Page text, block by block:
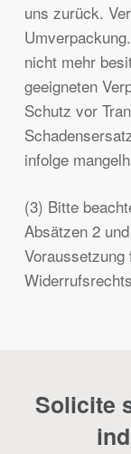
uns zurück.
nicht mehr
geeigneten
Schutz vor
infolge
(3) Bitte
Absätzen 2
Solicite